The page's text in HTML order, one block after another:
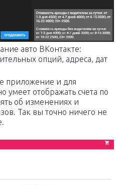
авто ВКонтакте:
опций, адреса, дат
приложение и для
умеет отображать счета по
об изменениях и
Так вы точно ничего не